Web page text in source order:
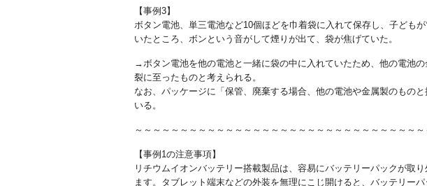
【事例3】
ボタン電池、単三電池など10個ほどを巾着袋に入れて保存し、子ども
いたところ、ボンという音がして煙りが出て、袋が焦げていた。
→ボタン電池を他の電池と一緒に袋の中に入れていたため、他の電池
裂に至ったものと考えられる。
なお、パッケージに「保管、廃棄する場合、他の電池や金属製のもの
いる。
～～～～～～～～～～～～～～～～～～～～～～～～～～～～～～～～
【事例1の注意事項】
リチウムイオンバッテリー搭載製品は、容易にバッテリーパックが取
ます。タブレット端末などの外装を無理にこじ開けると、バッテリー